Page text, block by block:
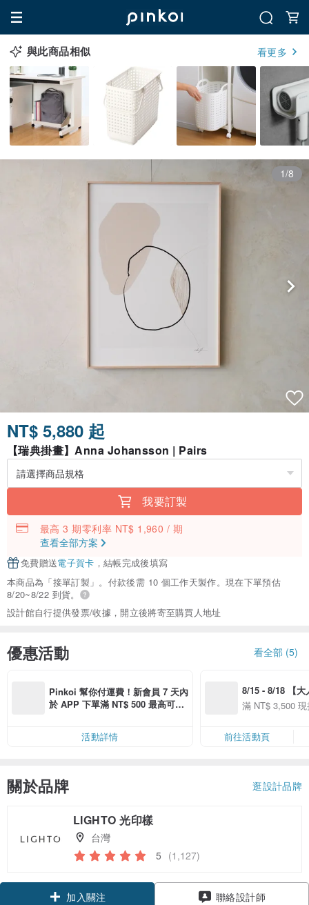
與此商品相似 看更多
1/8
NT$ 5,880 起
【瑞典掛畫】Anna Johansson | Pairs
我要訂製
最高 3 期零利率 NT$ 1,960 / 期
查看全部方案
免費贈送電子賀卡 ，結帳完成後填寫
本商品為「接單訂製」。付款後需 10 個工作天製作。現在下單預估
8/20~8/22 到貨。
設計館自行提供發票/收據，開立後將寄至購買人地址
優惠活動 看全部 (5)
Pinkoi 幫你付運費！新會員 7 天內
於 APP 下單滿 NT$ 500 最高可折
活動詳情
8/15 - 8/18 【大
季】滿
滿 NT$ 3,500
前往活動頁
關於品牌 逛設計品牌
LIGHTO 光印樣
台灣
5 (1,127)
加入關注 聯絡設計師